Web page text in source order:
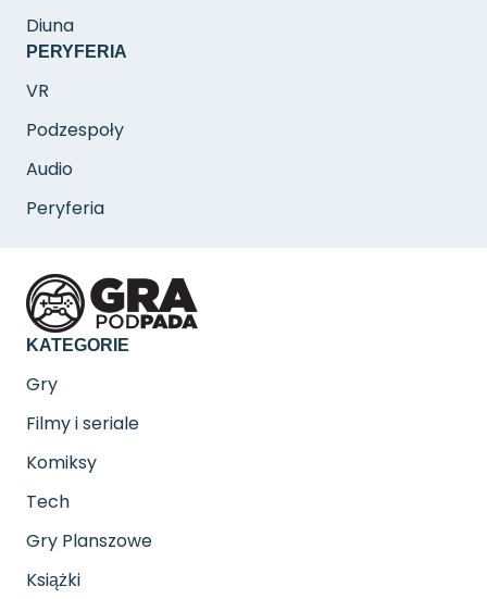
Diuna
PERYFERIA
VR
Podzespoły
Audio
Peryferia
KATEGORIE
Gry
Filmy i seriale
Komiksy
Tech
Gry Planszowe
Książki